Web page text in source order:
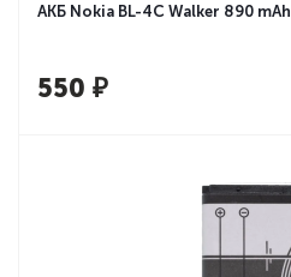
АКБ Nokia BL-4C Walker 890 mAh
550 ₽